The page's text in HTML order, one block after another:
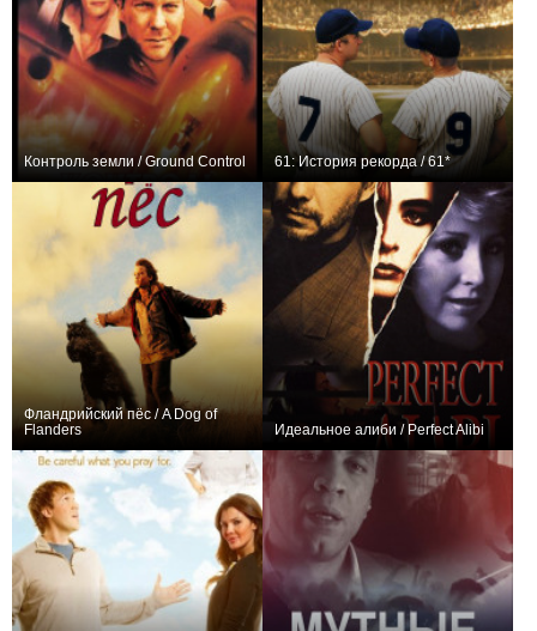
Контроль земли / Ground Control 61: История рекорда / 61*
Фландрийский пёс / A Dog of
Flanders
Идеальное алиби / Perfect Alibi